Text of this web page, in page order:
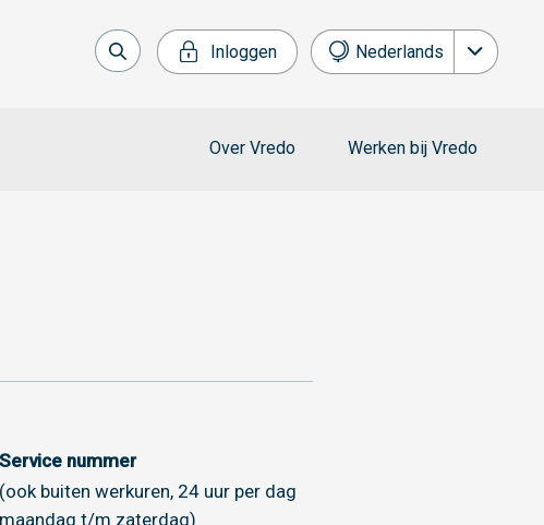
Inloggen Nederlands
Français
Over Vredo Werken bij Vredo
Service nummer
(ook buiten werkuren, 24 uur per dag
maandag t/m zaterdag)